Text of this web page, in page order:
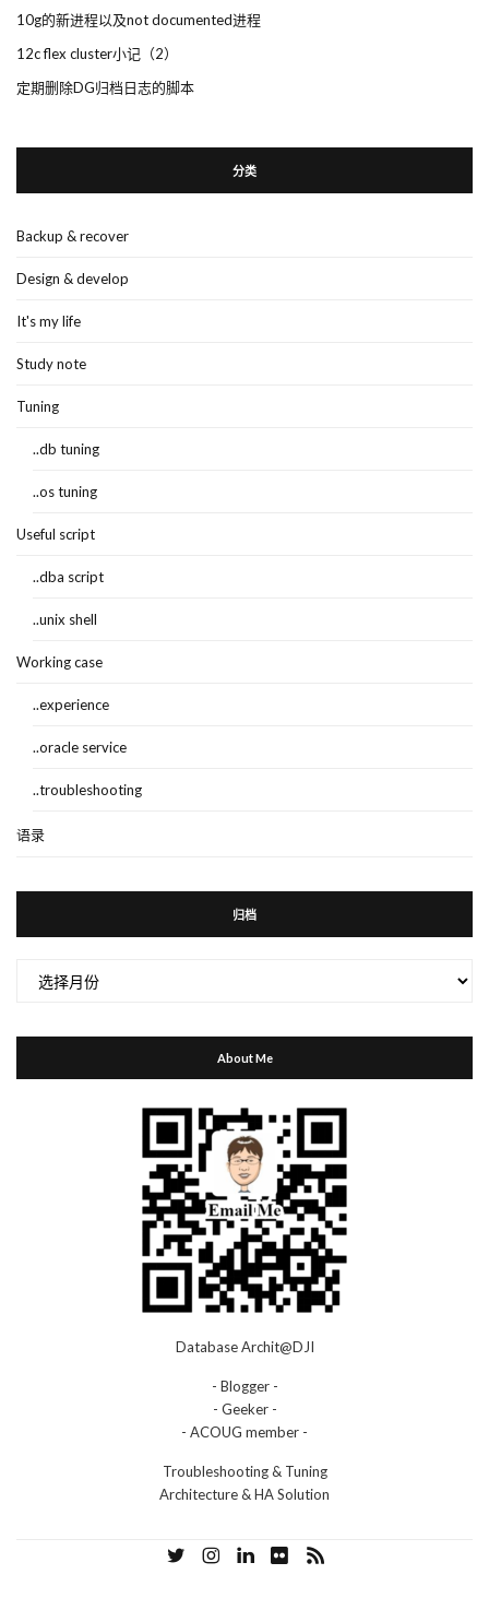
10g的新进程以及not documented进程
12c flex cluster小记（2）
定期删除DG归档日志的脚本
分类
Backup & recover
Design & develop
It's my life
Study note
Tuning
..db tuning
..os tuning
Useful script
..dba script
..unix shell
Working case
..experience
..oracle service
..troubleshooting
语录
归档
About Me
Database Archit@DJI
- Blogger -
- Geeker -
- ACOUG member -
Troubleshooting & Tuning
Architecture & HA Solution